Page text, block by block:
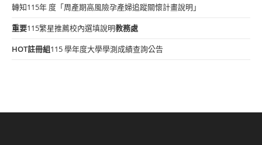
轉知115年 度「周產期高風險孕產婦追蹤關懷計畫說明」
重要115繁星推薦校內選填說明教務處
HOT註冊組115 學年度大學學測成績查詢公告